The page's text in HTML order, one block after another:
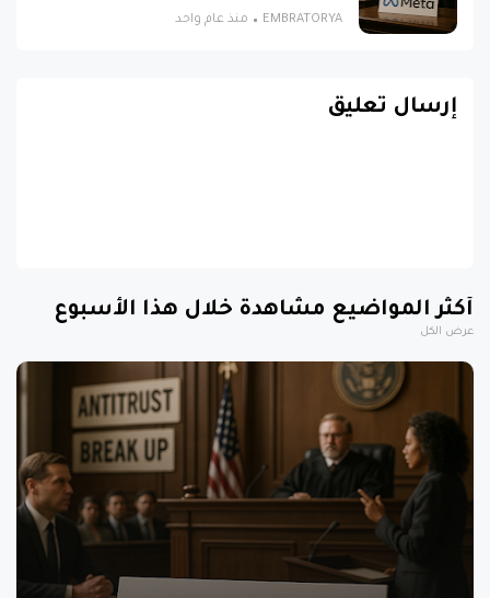
EMBRATORYA منذ عام واحد
إرسال تعليق
أكثر المواضيع مشاهدة خلال هذا الأسبوع
عرض الكل